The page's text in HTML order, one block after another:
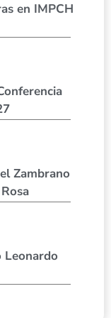
en IMPCH
Zambrano
Leonardo